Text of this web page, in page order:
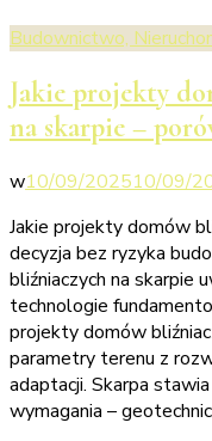
Budownictwo,
Jakie projekty
na skarpie –
w10/09/202510/09/
Jakie projekty domów
decyzja bez ryzyka
bliźniaczych na skarpie
technologie
projekty domów
parametry terenu z
adaptacji. Skarpa
wymagania –